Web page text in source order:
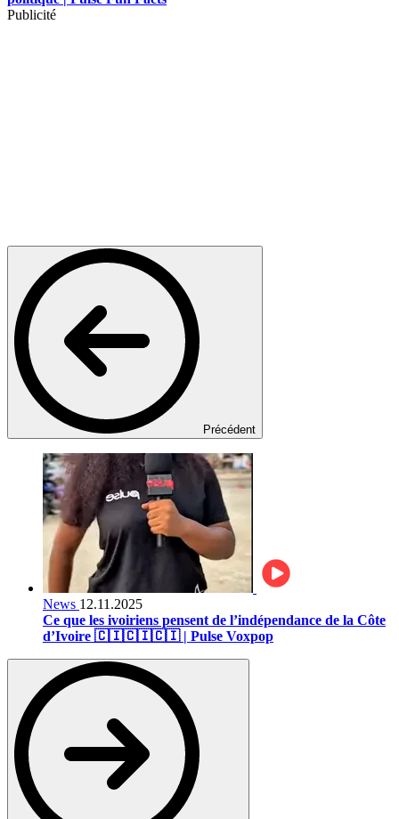
Publicité
Précédent
News 12.11.2025
Ce que les ivoiriens pensent de l’indépendance de la Côte
d’Ivoire 🇨🇮🇨🇮🇨🇮 | Pulse Voxpop